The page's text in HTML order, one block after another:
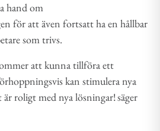
hand om
för att även fortsatt ha en hållbar
som trivs.
att kunna tillföra ett
kan stimulera nya
roligt med nya lösningar! säger